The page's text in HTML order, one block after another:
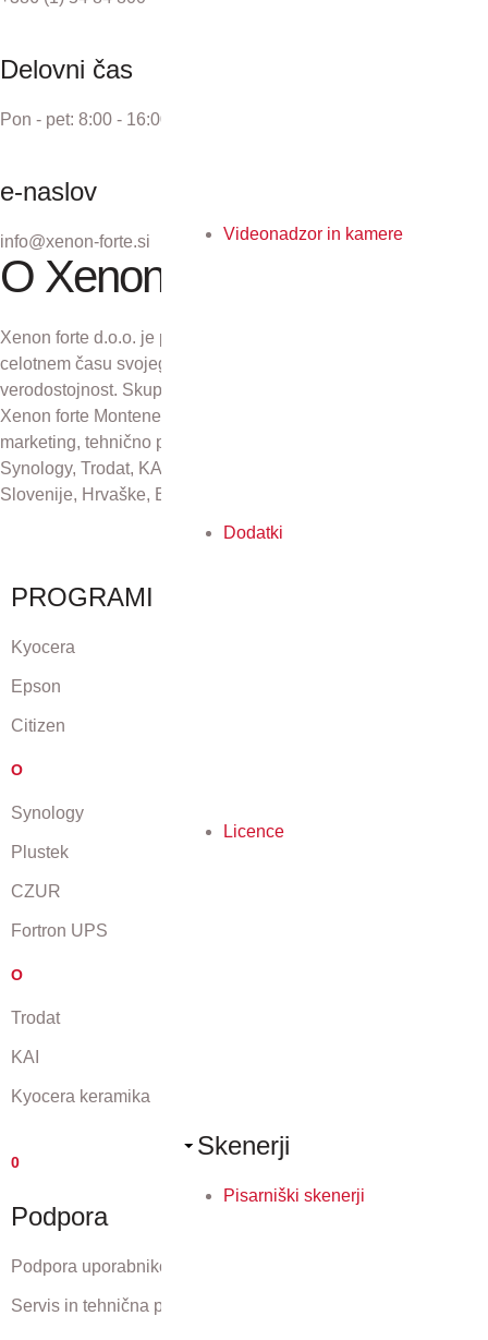
Videonadzor in kamere
Dodatki
Licence
Skenerji
Pisarniški skenerji
Delovni čas
Pon - pet: 8:00 - 16:00
e-naslov
info@xenon-forte.si
O Xenon forte
Xenon forte d.o.o. je podjetje z več kot 30-letno tradicijo. V
celotnem času svojega obstoja se zavzema za odličnost in
verodostojnost. Skupaj s podjetji Xenon forte Zagreb d.o.o.,
Xenon forte Montenegro in Xenon forte d.o.o., Sarajevo skrbi za
marketing, tehnično podporo in distribucijo izdelkov Kyocera,
Synology, Trodat, KAI, Plustek in CZUR na področju Republike
Slovenije, Hrvaške, Bosne in Hercegovine ter Črne gore.
PROGRAMI
Kyocera
Epson
Citizen
O
Synology
Plustek
CZUR
Fortron UPS
O
Trodat
KAI
Kyocera keramika
0
Podpora
Podpora uporabnikom
Servis in tehnična podpora